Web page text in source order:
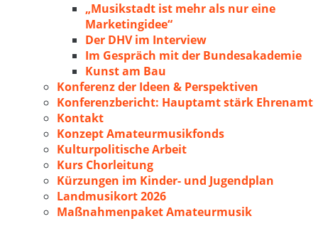
„Musikstadt ist mehr als nur eine
Marketingidee“
Der DHV im Interview
Im Gespräch mit der Bundesakademie
Kunst am Bau
Konferenz der Ideen & Perspektiven
Konferenzbericht: Hauptamt stärk Ehrenamt
Kontakt
Konzept Amateurmusikfonds
Kulturpolitische Arbeit
Kurs Chorleitung
Kürzungen im Kinder- und Jugendplan
Landmusikort 2026
Maßnahmenpaket Amateurmusik